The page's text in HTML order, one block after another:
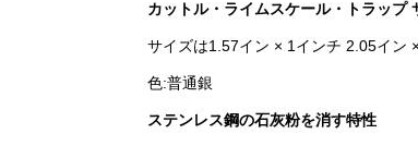
カットル・ライムスケール・トラップ
サイズは1.57イン × 1インチ 2.05イン
色:普通銀
ステンレス鋼の石灰粉を消す特性